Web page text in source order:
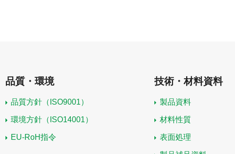
品質・環境
品質方針（ISO9001）
環境方針（ISO14001）
EU-RoH指令
技術・材料資料
製品資料
材料性質
表面処理